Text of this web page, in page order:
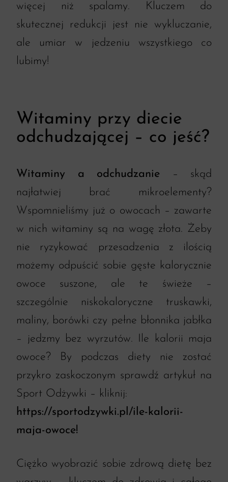
więcej niż spalamy. Kluczem do
skutecznej redukcji jest nie wykluczanie,
ale umiar w jedzeniu wszystkiego co
lubimy!
Witaminy przy diecie
odchudzającej – co jeść?
Witaminy a odchudzanie – skąd
najłatwiej brać mikroelementy?
Wspomnieliśmy już o owocach – zawarte
w nich witaminy są na wagę złota. Żeby
nie ryzykować przesadzenia z ilością
możemy odpuścić sobie gęste kalorycznie
owoce suszone, ale te świeże –
szczególnie niskokaloryczne truskawki,
maliny, borówki czy pełne błonnika jabłka
– jedzmy bez wyrzutów. Ile kalorii maja
owoce? By podczas diety nie zostać
przykro zaskoczonym sprawdź artykuł na
Sport Odżywki – kliknij:
https://sportodzywki.pl/ile-kalorii-
maja-owoce!
Ciężko wyobrazić sobie zdrową dietę bez